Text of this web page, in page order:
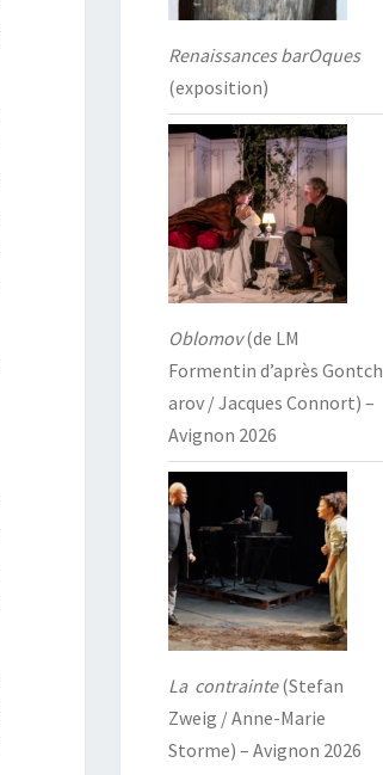
Renaissances barOques
(exposition)
Oblomov(de LM
Formentin d’après Gontch
arov / Jacques Connort) –
Avignon 2026
La contrainte(Stefan
Zweig / Anne-Marie
Storme) – Avignon 2026